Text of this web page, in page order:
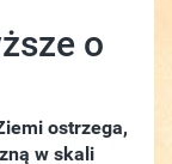
o
ostrzega,
w skali